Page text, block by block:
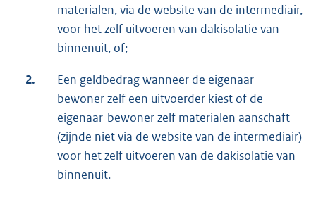
materialen, via de website van de intermediair,
voor het zelf uitvoeren van dakisolatie van
binnenuit, of;
2.
Een geldbedrag wanneer de eigenaar-
bewoner zelf een uitvoerder kiest of de
eigenaar-bewoner zelf materialen aanschaft
(zijnde niet via de website van de intermediair)
voor het zelf uitvoeren van de dakisolatie van
binnenuit.